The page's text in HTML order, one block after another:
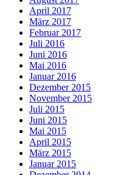
April 2017
März 2017
Februar 2017
Juli 2016
Juni 2016
Mai 2016
Januar 2016
Dezember 2015
November 2015
Juli 2015
Juni 2015
Mai 2015
April 2015
März 2015
Januar 2015